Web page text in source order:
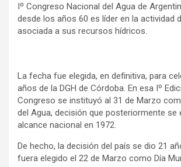
Iº Congreso Nacional del Agua de
desde los años 60 es líder en la actividad
asociada a sus recursos hídricos.
La fecha fue elegida, en definitiva, para
años de la DGH de Córdoba. En esa Iº
Congreso se instituyó al 31 de Marzo
del Agua, decisión que posteriormente se
alcance nacional en 1972.
De hecho, la decisión del país se dio 21
fuera elegido el 22 de Marzo como Día